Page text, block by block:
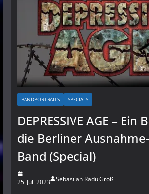
BANDPORTRAITS SPECIALS
DEPRESSIVE AGE – Ein
die Berliner
Band (Special)
25. Juli 2023 Sebastian Radu Groß